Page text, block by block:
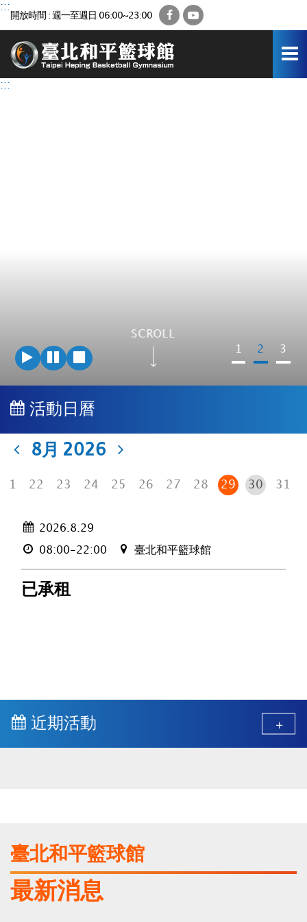
跳
容
:::
開放時間 : 週一至週日 06:00~23:00 FacebookYouTube
:::
播
放
暫
停
停
止
1 2 3
SCROLL
活動日曆
8月 2026
22 23 24 25 26 27 28 29 30 31
2026.8.29
08:00-22:00 臺北和平籃球館
已承租
近期活動
多
臺北和平籃球館
最新消息